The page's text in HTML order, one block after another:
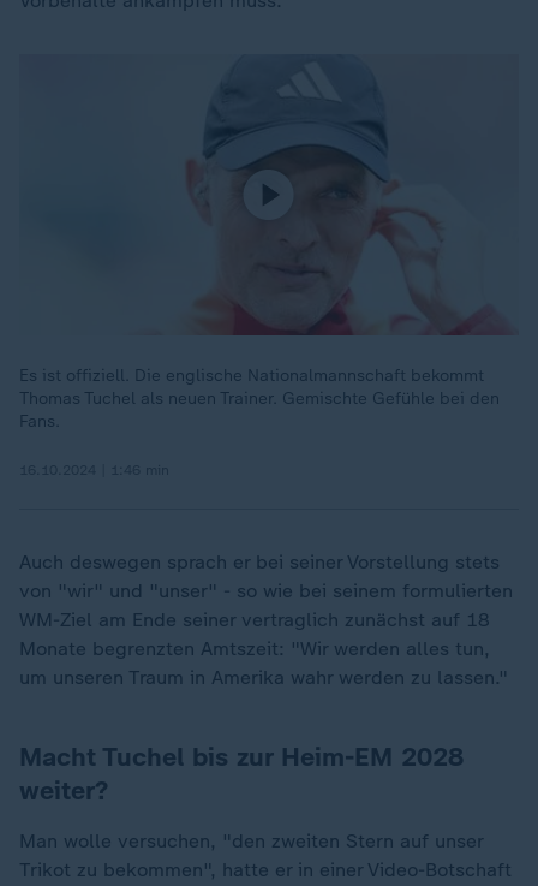
Es ist offiziell. Die englische Nationalmannschaft bekommt
Thomas Tuchel als neuen Trainer. Gemischte Gefühle bei den
Fans.
Auch deswegen sprach er bei seiner Vorstellung stets
von "wir" und "unser" - so wie bei seinem formulierten
WM-Ziel am Ende seiner vertraglich zunächst auf 18
Monate begrenzten Amtszeit: "Wir werden alles tun,
um unseren Traum in Amerika wahr werden zu lassen."
Macht Tuchel bis zur Heim-EM 2028
weiter?
Man wolle versuchen, "den zweiten Stern auf unser
Trikot zu bekommen", hatte er in einer Video-Botschaft